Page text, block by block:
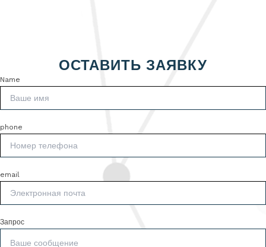
ОСТАВИТЬ ЗАЯВКУ
Name
phone
email
Запрос